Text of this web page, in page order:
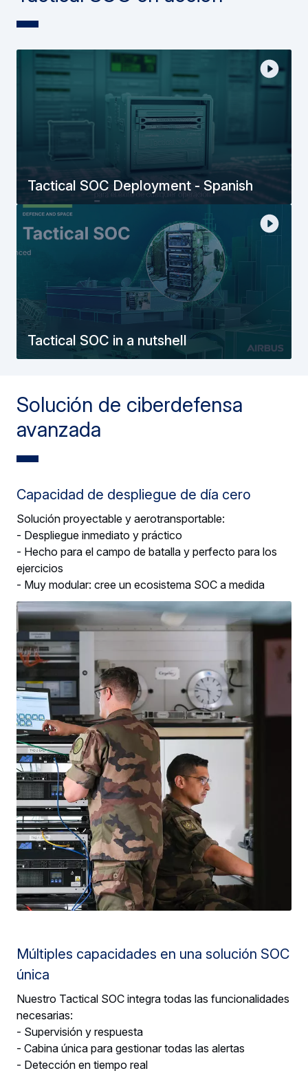
Tactical SOC Deployment - Spanish
Tactical SOC in a nutshell
Solución de ciberdefensa
avanzada
Capacidad de despliegue de día cero
Solución proyectable y aerotransportable:
- Despliegue inmediato y práctico
- Hecho para el campo de batalla y perfecto para los
ejercicios
- Muy modular: cree un ecosistema SOC a medida
Múltiples capacidades en una solución SOC
única
Nuestro Tactical SOC integra todas las funcionalidades
necesarias:
- Supervisión y respuesta
- Cabina única para gestionar todas las alertas
- Detección en tiempo real